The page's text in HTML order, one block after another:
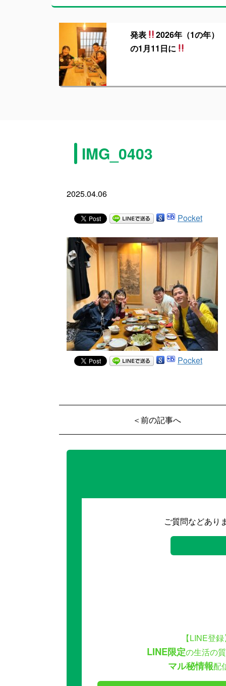
発表
2026年（1の年）
の1月11日に
IMG_0403
2025.04.06
Pocket
Pocket
＜前の記事へ
ご質問などあり
【LINE登
LINE限定の生活の
マル秘情報配